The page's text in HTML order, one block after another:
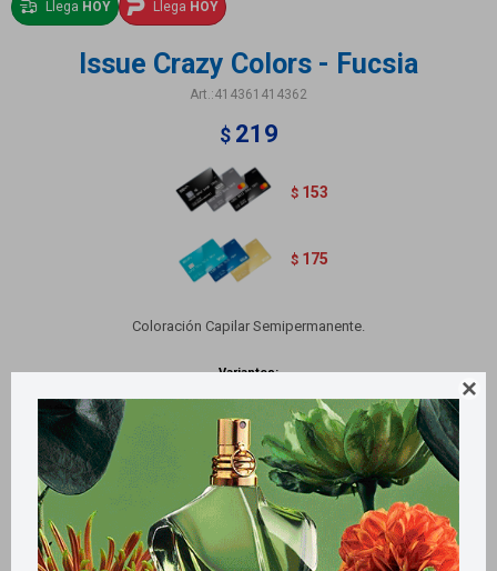

Llega HOY Llega HOY
Issue Crazy Colors - Fucsia
414361414362
$ 219
$ 153
$ 175
Coloración Capilar Semipermanente.
Variantes:
Métodos y costos de envío
Retiros gratuitos en tiendas